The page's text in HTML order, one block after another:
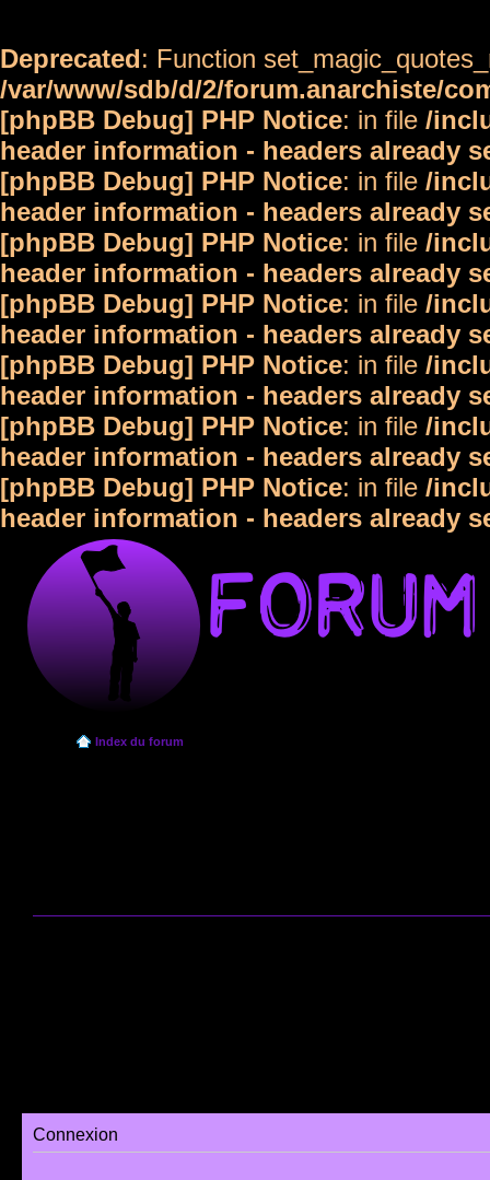
Deprecated: Function
/var/www/sdb/d/2/forum.anarchiste/
[phpBB Debug] PHP Notice: in file /
header information - headers already
[phpBB Debug] PHP Notice: in file /
header information - headers already
[phpBB Debug] PHP Notice: in file /
header information - headers already
[phpBB Debug] PHP Notice: in file /
header information - headers already
[phpBB Debug] PHP Notice: in file /
header information - headers already
[phpBB Debug] PHP Notice: in file /
header information - headers already
[phpBB Debug] PHP Notice: in file /
header information - headers already
Index du forum
Connexion